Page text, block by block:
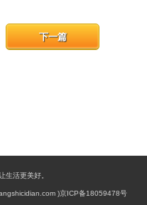
下一篇
生活更美好。
)京ICP备18059478号